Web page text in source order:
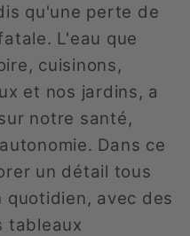
qu'une perte de
L'eau que
cuisinons,
et nos jardins, a
notre santé,
Dans ce
un détail tous
quotidien, avec des
tableaux